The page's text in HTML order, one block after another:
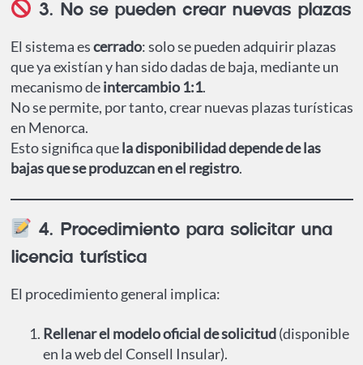
3. No se pueden crear nuevas plazas
El sistema escerrado: solo se pueden adquirir plazas
que ya existían y han sido dadas de baja, mediante un
mecanismo deintercambio 1:1.
No se permite, por tanto, crear nuevas plazas turísticas
en Menorca.
Esto significa quela disponibilidad depende de las
bajas que se produzcan en el registro.
4. Procedimiento para solicitar una
licencia turística
El procedimiento general implica:
Rellenar el modelo oficial de solicitud(disponible
en la web del Consell Insular).